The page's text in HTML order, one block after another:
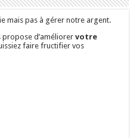
mais pas à gérer notre argent.
propose d’améliorervotre
faire fructifier vos